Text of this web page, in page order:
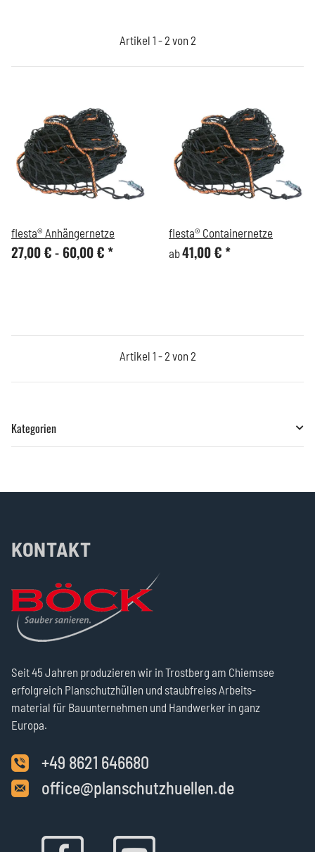
Artikel 1 - 2 von 2
flesta® Anhängernetze
27,00 € - 60,00 € *
flesta® Containernetze
ab41,00 € *
Artikel 1 - 2 von 2
Kategorien
KONTAKT
Seit 45 Jahren produzie­ren wir in Trost­berg am Chiemsee
erfolg­reich Plan­schutz­hüllen und staub­freies Arbeits­
material für Bau­unter­nehmen und Hand­werker in ganz
Europa.
+49 8621 646680
office@planschutzhuellen.de